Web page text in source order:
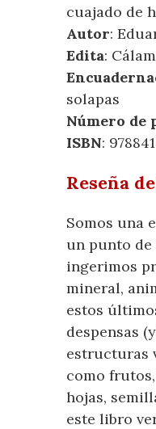
cuajado de
Autor:
Edita:
solapas
Número de
ISBN:
Reseña
Somos una
un punto
ingerimos
mineral,
estos
despensas
estructuras
como
hojas,
este libro